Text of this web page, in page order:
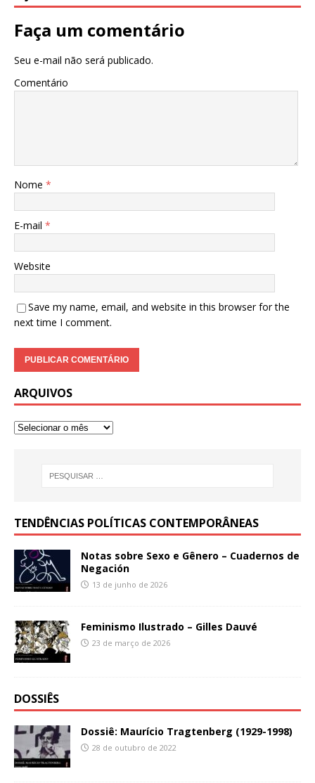
Faça um comentário
Seu e-mail não será publicado.
Comentário
Nome *
E-mail *
Website
Save my name, email, and website in this browser for the
next time I comment.
ARQUIVOS
TENDÊNCIAS POLÍTICAS CONTEMPORÂNEAS
Notas sobre Sexo e Gênero – Cuadernos de
Negación
13 de junho de 2026
Feminismo Ilustrado – Gilles Dauvé
23 de março de 2026
DOSSIÊS
Dossiê: Maurício Tragtenberg (1929-1998)
28 de outubro de 2022